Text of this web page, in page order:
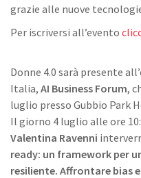
grazie alle nuove
Per iscriversi all’evento
Donne 4.0 sarà presente
Italia, AI Business Forum,
luglio presso Gubbio Park
Il giorno 4 luglio alle ore
Valentina Ravenni
ready: un framework per
resiliente. Affrontare bias e